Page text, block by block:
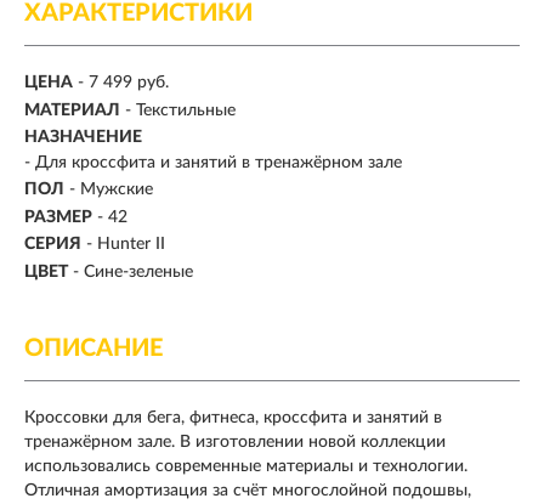
ХАРАКТЕРИСТИКИ
ЦЕНА - 7 499 руб.
МАТЕРИАЛ - Текстильные
НАЗНАЧЕНИЕ
- Для кроссфита и занятий в тренажёрном зале
ПОЛ - Мужские
РАЗМЕР - 42
СЕРИЯ - Hunter II
ЦВЕТ - Сине-зеленые
ОПИСАНИЕ
Кроссовки для бега, фитнеса, кроссфита и занятий в
тренажёрном зале. В изготовлении новой коллекции
использовались современные материалы и технологии.
Отличная амортизация за счёт многослойной подошвы,